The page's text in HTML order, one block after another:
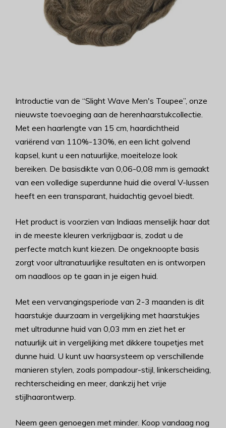
Introductie van de “Slight Wave Men's Toupee”, onze
nieuwste toevoeging aan de herenhaarstukcollectie.
Met een haarlengte van 15 cm, haardichtheid
variërend van 110%-130%, en een licht golvend
kapsel, kunt u een natuurlijke, moeiteloze look
bereiken. De basisdikte van 0,06-0,08 mm is gemaakt
van een volledige superdunne huid die overal V-lussen
heeft en een transparant, huidachtig gevoel biedt.
Het product is voorzien van Indiaas menselijk haar dat
in de meeste kleuren verkrijgbaar is, zodat u de
perfecte match kunt kiezen. De ongeknoopte basis
zorgt voor ultranatuurlijke resultaten en is ontworpen
om naadloos op te gaan in je eigen huid.
Met een vervangingsperiode van 2-3 maanden is dit
haarstukje duurzaam in vergelijking met haarstukjes
met ultradunne huid van 0,03 mm en ziet het er
natuurlijk uit in vergelijking met dikkere toupetjes met
dunne huid. U kunt uw haarsysteem op verschillende
manieren stylen, zoals pompadour-stijl, linkerscheiding,
rechterscheiding en meer, dankzij het vrije
stijlhaarontwerp.
Neem geen genoegen met minder. Koop vandaag nog